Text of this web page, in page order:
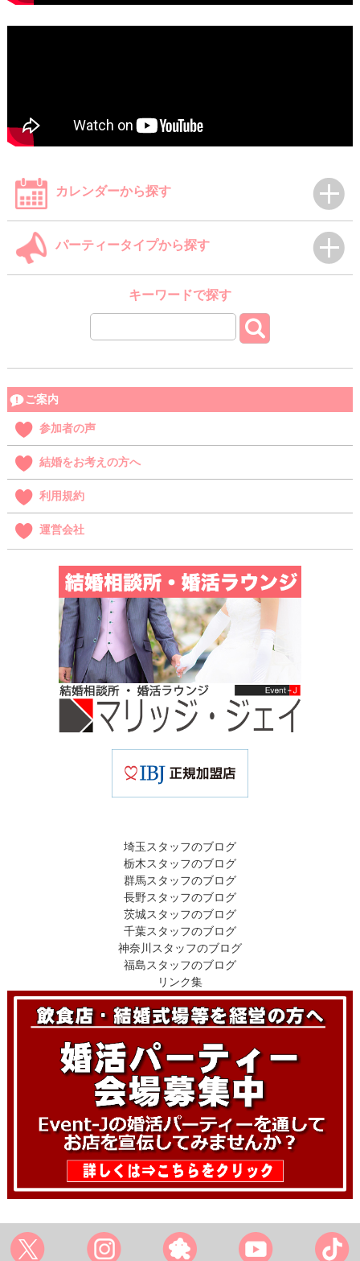
カレンダーから探す
パーティータイプから探す
キーワードで探す
ご案内
参加者の声
結婚をお考えの方へ
利用規約
運営会社
埼玉スタッフのブログ
栃木スタッフのブログ
群馬スタッフのブログ
長野スタッフのブログ
茨城スタッフのブログ
千葉スタッフのブログ
神奈川スタッフのブログ
福島スタッフのブログ
リンク集